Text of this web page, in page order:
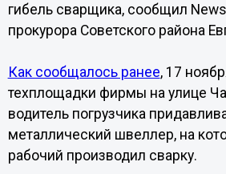
гибель сварщика, сообщил
прокурора Советского района
Как сообщалось ранее, 17
техплощадки фирмы на улице
водитель погрузчика
металлический швеллер, на
рабочий производил сварку.